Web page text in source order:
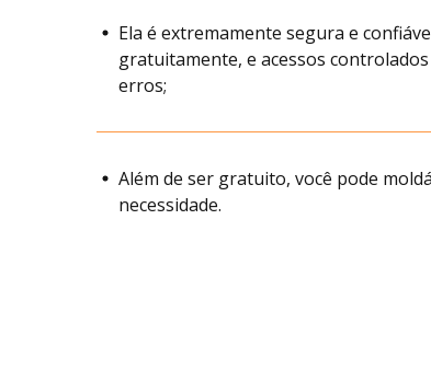
Ela é extremamente segura e
gratuitamente, e acessos
erros;
Além de ser gratuito, você pode
necessidade.